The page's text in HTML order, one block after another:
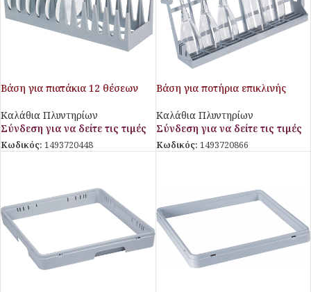
Βάση για πιατάκια 12 θέσεων
Καλάθια Πλυντηρίων
Σύνδεση για να δείτε τις τιμές
Κωδικός: 1493720448
Βάση για ποτήρια επικλινής
Καλάθια Πλυντηρίων
Σύνδεση για να δείτε τις τιμές
Κωδικός: 1493720866